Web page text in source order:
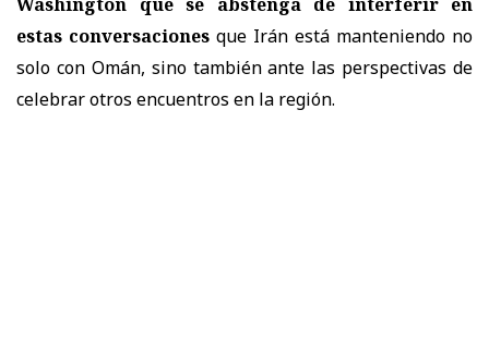
estas conversaciones que Irán está manteniendo no
solo con Omán, sino también ante las perspectivas de
celebrar otros encuentros en la región.